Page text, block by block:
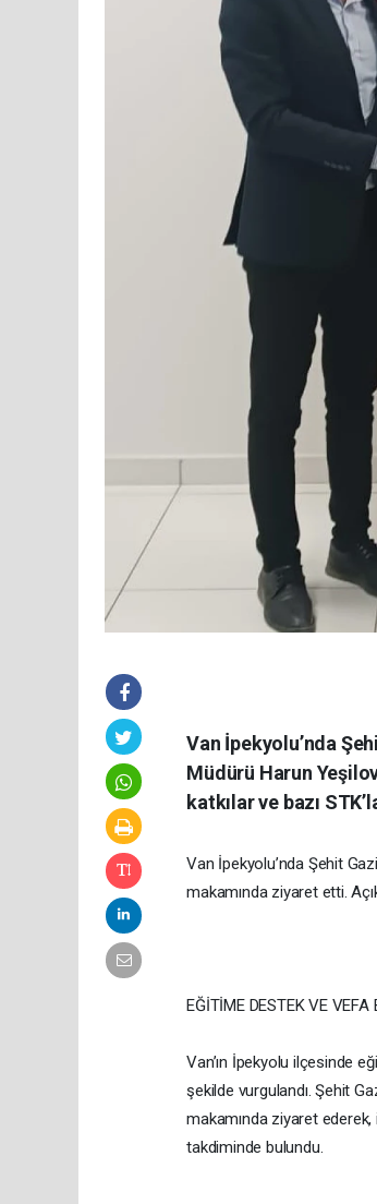
Van İpekyolu’nda
Müdürü Harun
katkılar ve bazı
Van İpekyolu’nda Şehit
makamında ziyaret etti.
EĞİTİME DESTEK VE VEFA
Van’ın İpekyolu ilçesinde
şekilde vurgulandı. Şehit
makamında ziyaret ederek,
takdiminde bulundu.